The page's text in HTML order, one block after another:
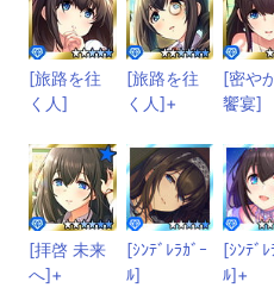
[旅路を往
く人]
[旅路を往
く人]+
[密や
饗宴]
[拝啓 未来
へ]+
[ｼﾝﾃﾞﾚﾗｶﾞｰ
ﾙ]
[ｼﾝﾃﾞﾚ
ﾙ]+